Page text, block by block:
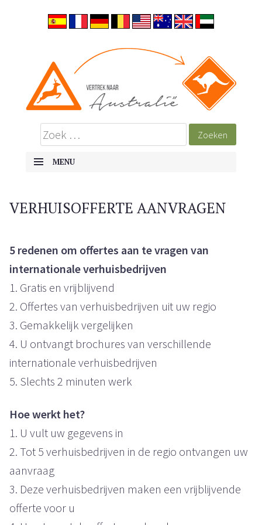
MENU
VERHUISOFFERTE AANVRAGEN
5 redenen om offertes aan te vragen van
internationale verhuisbedrijven
1. Gratis en vrijblijvend
2. Offertes van verhuisbedrijven uit uw regio
3. Gemakkelijk vergelijken
4. U ontvangt brochures van verschillende
internationale verhuisbedrijven
5. Slechts 2 minuten werk
Hoe werkt het?
1. U vult uw gegevens in
2. Tot 5 verhuisbedrijven in de regio ontvangen uw
aanvraag
3. Deze verhuisbedrijven maken een vrijblijvende
offerte voor u